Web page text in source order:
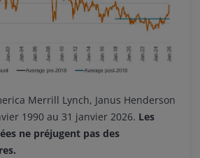
Merrill Lynch, Janus Henderson
1990 au 31 janvier 2026. Les
ne préjugent pas des